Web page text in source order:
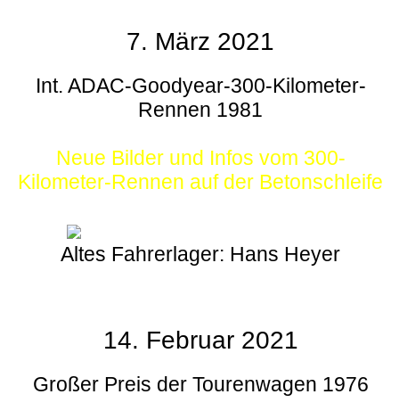
7. März 2021
Int. ADAC-Goodyear-300-Kilometer-
Rennen 1981
Neue Bilder und Infos vom 300-
Kilometer-Rennen auf der Betonschleife
Altes Fahrerlager: Hans Heyer
14. Februar 2021
Großer Preis der Tourenwagen 1976